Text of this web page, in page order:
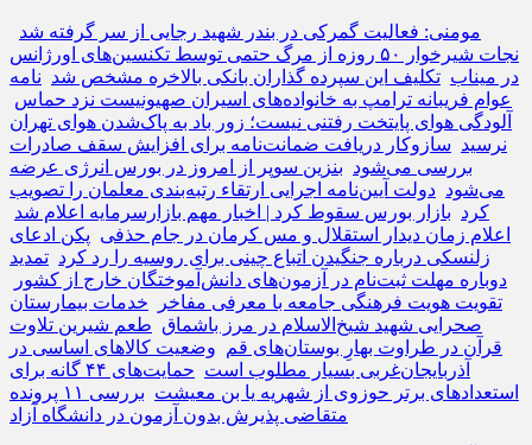
مومنی: فعالیت گمرکی در بندر شهید رجایی از سر گرفته شد
نجات شیرخوار ۵۰ روزه از مرگ حتمی توسط تکنسین‌های اورژانس
در میناب تکلیف این سپرده گذاران بانکی بالاخره مشخص شد نامه
عوام فریبانه ترامپ به خانواده‌های اسیران صهیونیست نزد حماس
آلودگی هوای پایتخت رفتنی نیست؛ زور باد به پاک‌شدن هوای تهران
نرسید سازوکار دریافت ضمانت‌نامه برای افزایش سقف صادرات
بررسی می‌شود بنزین سوپر از امروز در بورس انرژی عرضه
می‌شود دولت آیین‌نامه اجرایی ارتقاء رتبه‌بندی معلمان را تصویب
کرد بازار بورس سقوط کرد | اخبار مهم بازارسرمایه اعلام شد
اعلام زمان دیدار استقلال و مس کرمان در جام حذفی پکن ادعای
زلنسکی درباره جنگیدن اتباع چینی برای روسیه را رد کرد تمدید
دوباره مهلت ثبت‌نام در آزمون‌های دانش‌آموختگان خارج از کشور
تقویت هویت فرهنگی جامعه با معرفی مفاخر
خدمات بیمارستان
صحرایی شهید شیخ‌الاسلام در مرز باشماق طعم شیرین تلاوت
قرآن در طراوت بهارِ بوستان‌های قم وضعیت کالاهای اساسی در
آذربایجان‌غربی بسیار مطلوب است
حمایت‌های ۴۴ گانه برای
استعدادهای برتر حوزوی از شهریه یا بن معیشت
بررسی ۱۱ پرونده
متقاضی پذیرش بدون آزمون در دانشگاه آزاد